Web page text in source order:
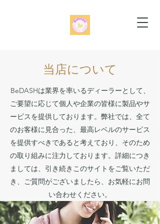
当店について
BeDASHは業界を率いるディーラーとして、
ご要望に応じて個人や企業の皆様に製品やサ
ービスを提供しております。弊社では、全て
のお客様に見合った、最高レベルのサービス
を提供すべきであると考えており、そのため
の取り組みに注力しております。詳細につき
ましては、引き続きこのサイトをご覧いただ
き、ご質問がございましたら、お気軽にお問
い合わせください。